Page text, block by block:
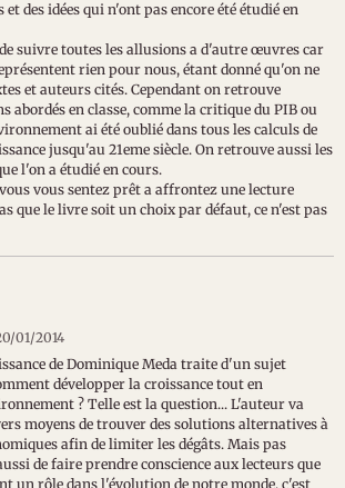
des idées qui n'ont pas encore été étudié en
suivre toutes les allusions a d'autre œuvres car
rien pour nous, étant donné qu'on ne
et auteurs cités. Cependant on retrouve
abordés en classe, comme la critique du PIB ou
ai été oublié dans tous les calculs de
jusqu'au 21eme siècle. On retrouve aussi les
l'on a étudié en cours.
vous sentez prêt a affrontez une lecture
que le livre soit un choix par défaut, ce n'est pas
01/2014
de Dominique Meda traite d'un sujet
développer la croissance tout en
? Telle est la question... L'auteur va
moyens de trouver des solutions alternatives à
afin de limiter les dégâts. Mais pas
de faire prendre conscience aux lecteurs que
un rôle dans l'évolution de notre monde, c'est